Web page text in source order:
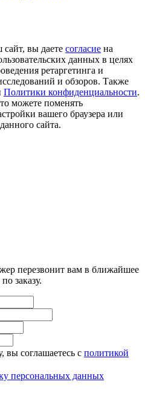
вы даете согласие на
данных в целях
ретаргетинга и
и обзоров. Также
Политики конфиденциальности.
можете поменять
вашего браузера или
сайта.
перезвонит вам в ближайшее
заказу.
соглашаетесь с политикой
персональных данных